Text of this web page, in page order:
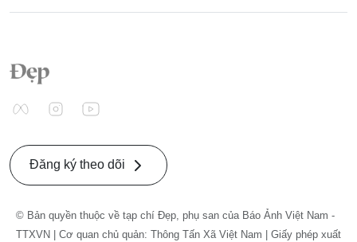
Đăng ký theo dõi
© Bản quyền thuộc về tạp chí Đẹp, phụ san của Báo Ảnh Việt Nam -
TTXVN | Cơ quan chủ quản: Thông Tấn Xã Việt Nam | Giấy phép xuất